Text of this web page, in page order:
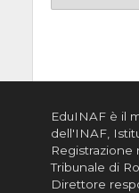
EduINAF è il
dell'INAF,
Tribunale di
Direttore